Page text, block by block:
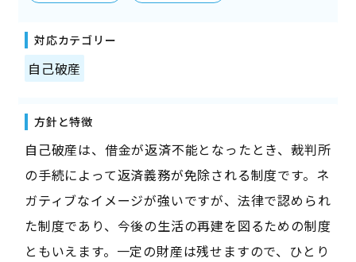
対応カテゴリー
自己破産
方針と特徴
自己破産は、借金が返済不能となったとき、裁判所
の手続によって返済義務が免除される制度です。ネ
ガティブなイメージが強いですが、法律で認められ
た制度であり、今後の生活の再建を図るための制度
ともいえます。一定の財産は残せますので、ひとり